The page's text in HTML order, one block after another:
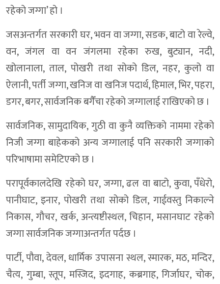
रहेको जग्गा’ हो ।
जसअन्तर्गत सरकारी घर, भवन वा जग्गा, सडक, बाटो वा रेल्वे,
वन, जंगल वा वन जंगलमा रहेका रुख, बुट्यान, नदी,
खोलानाला, ताल, पोखरी तथा सोको डिल, नहर, कुलो वा
ऐलानी, पर्ती जग्गा, खनिज वा खनिज पदार्थ, हिमाल, भिर, पहरा,
डगर, बगर, सार्वजनिक बगैँचा रहेको जग्गालाई राखिएको छ ।
सार्वजनिक, सामुदायिक, गुठी वा कुनै व्यक्तिको नाममा रहेको
निजी जग्गा बाहेकको अन्य जग्गालाई पनि सरकारी जग्गाको
परिभाषामा समेटिएको छ ।
परापूर्वकालदेखि रहेको घर, जग्गा, ढल वा बाटो, कुवा, पँधेरो,
पानीघाट, इनार, पोखरी तथा सोको डिल, गाईवस्तु निकाल्ने
निकास, गौचर, खर्क, अन्त्यष्टीस्थल, चिहान, मसानघाट रहेको
जग्गा सार्वजनिक जग्गाअन्तर्गत पर्दछ ।
पार्टी, पौवा, देवल, धार्मिक उपासना स्थल, स्मारक, मठ, मन्दिर,
चैत्य, गुम्बा, स्तूप, मस्जिद, इदगाह, कब्रगाह, गिर्जाघर, चोक,